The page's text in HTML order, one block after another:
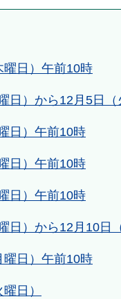
曜日）午前10時
日）から12月5日
日）午前10時
日）午前10時
日）午前10時
日）から12月10日
曜日）午前10時
日）